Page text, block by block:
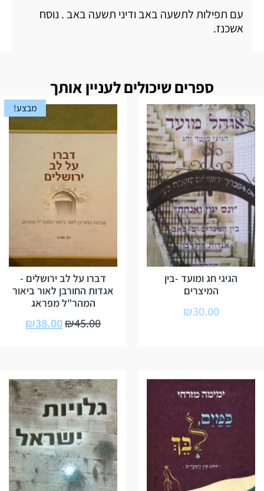
עם תפילות לתשעה באב ודיני תשעה באב . נוסח
אשכנז.
ספרים שיכולים לעניין אותך
הגיגי חג ומועד -בין
המיצרים
₪30.00
מבצע!
דברו על לב ירושלים -
אגדות החורבן לאור ביאור
המהר"ל מפראג
₪45.00
₪38.00